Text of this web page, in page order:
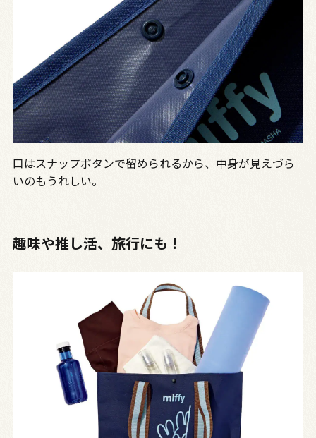
口はスナップボタンで留められるから、中身が見えづら
いのもうれしい。
趣味や推し活、旅行にも！